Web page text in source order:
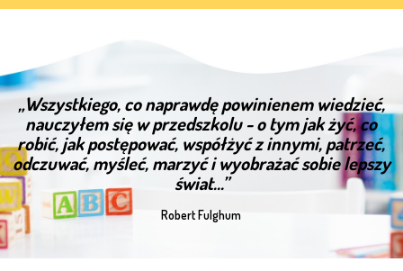
„Wszystkiego, co naprawdę powinienem wiedzieć,
nauczyłem się w przedszkolu - o tym jak żyć, co
robić, jak postępować, współżyć z innymi, patrzeć,
odczuwać, myśleć, marzyć i wyobrażać sobie lepszy
świat...”
Robert Fulghum